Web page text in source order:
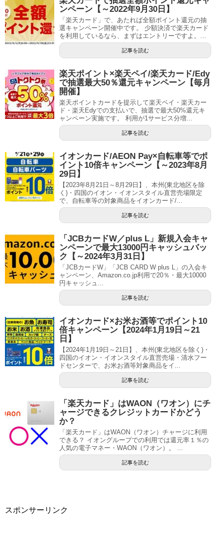
ンペーン【～2022年9月30日】
「楽天カード」で、あたれば全額ポイント還元の抽
選キャンペーン開催中です。 少額決済で楽天カード
を利用しているなら、まずはエントリーですよ。...
記事を読む
楽天ポイント×楽天ペイ/楽天カード/Edy
で抽選最大50％還元キャンペーン【毎月
開催】
楽天ポイントカードを提示して楽天ペイ・楽天カー
ド・楽天Edyでの支払いで、抽選で最大50%還元キ
ャンペーン実施です。 利用が1サービス分増...
記事を読む
イオンカード/AEON Pay×自転車等でポ
イント10倍キャンペーン【～2023年8月
29日】
【2023年8月21日～8月29日】、本州(東北地区を除
く)・四国のイオン・イオンスタイル直営売場限定
で、自転車等の対象商品をイオンカード/...
記事を読む
「JCBカードW／plus L」新規入会キャ
ンペーンで最大13000円キャッシュバッ
ク【～2024年3月31日】
「JCBカードW」「JCB CARD W plus L」の入会キ
ャンペーン、Amazon.co.jp利用で20％・最大10000
円キャッシュ...
記事を読む
イオンカード×お米お酒等でポイント10
倍キャンペーン【2024年1月19日～21
日】
【2024年1月19日～21日】、本州(東北地区を除く)・
四国のイオン・イオンスタイル直営売場・清水フー
ドセンターで、お米お酒等対象商品をイ...
記事を読む
「楽天カード」はWAON（ワオン）にチ
ャージできるクレジットカードかどう
か？
「楽天カード」はWAON（ワオン）チャージに利用
できる？ イオングループでの利用では還元率１％の
人気の電子マネー・WAON（ワオン）。 ...
記事を読む
スポンサーリンク